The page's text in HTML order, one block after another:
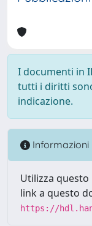
I documenti in
tutti i diritti
indicazione.
Informazioni
Utilizza
link a questo
https://